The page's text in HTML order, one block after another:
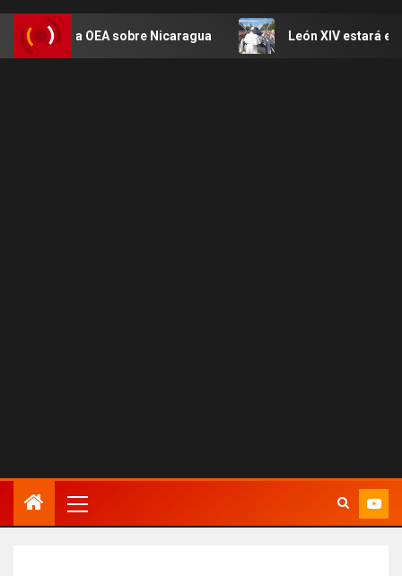
la OEA sobre Nicaragua León XIV estará en